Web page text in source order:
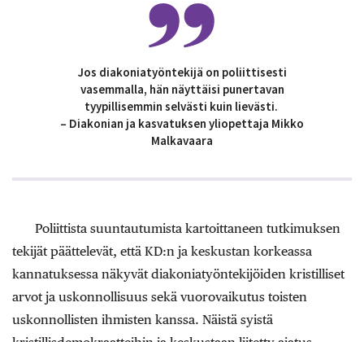
Jos diakoniatyöntekijä on poliittisesti
vasemmalla, hän näyttäisi punertavan
tyypillisemmin selvästi kuin lievästi.
– Diakonian ja kasvatuksen yliopettaja Mikko
Malkavaara
Poliittista suuntautumista kartoittaneen tutkimuksen
tekijät päättelevät, että KD:n ja keskustan korkeassa
kannatuksessa näkyvät diakoniatyöntekijöiden kristilliset
arvot ja uskonnollisuus sekä vuorovaikutus toisten
uskonnollisten ihmisten kanssa. Näistä syistä